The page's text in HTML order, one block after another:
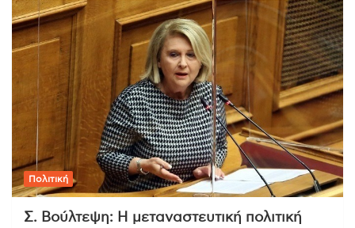
Πολιτική
Σ. Βούλτεψη: Η μεταναστευτική πολιτική